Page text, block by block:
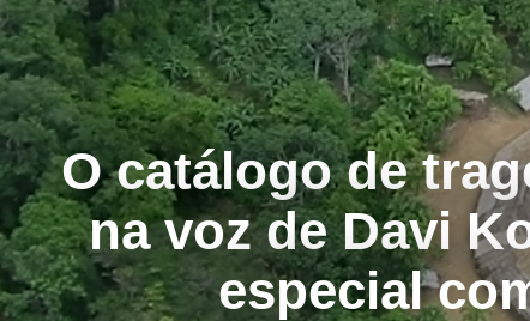
O catálogo de
na voz de Davi
especial